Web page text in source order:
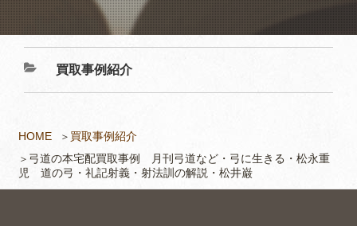
HOME
買取事例紹介
弓道の本宅配買取事例 月刊弓道など・弓に生きる・松永重
児 道の弓・礼記射義・射法訓の解説・松井巌
買取事例紹介